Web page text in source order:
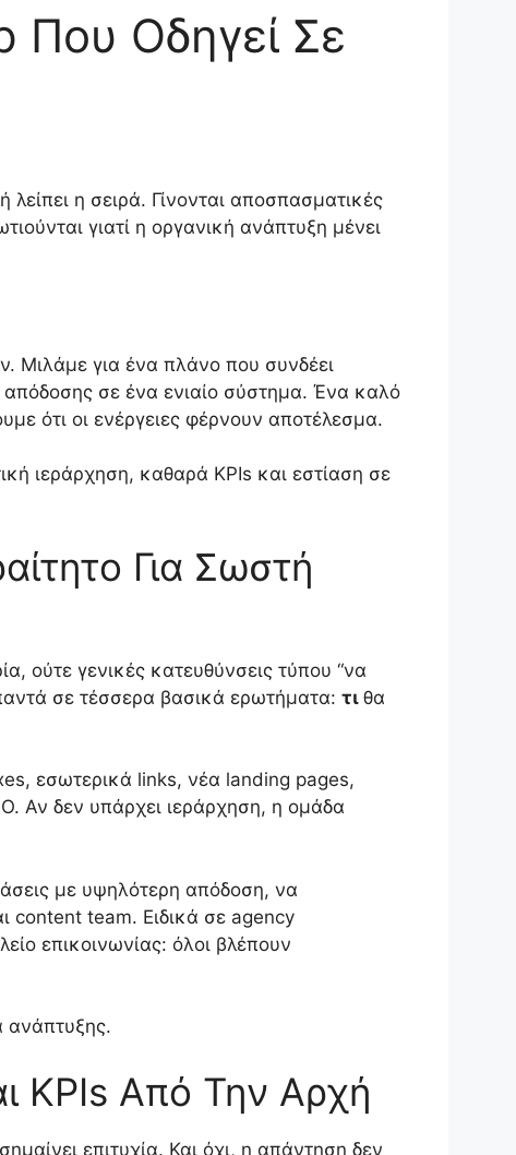
Που Οδηγεί Σε
η σειρά. Γίνονται αποσπασματικές
γιατί η οργανική ανάπτυξη μένει
Μιλάμε για ένα πλάνο που συνδέει
απόδοσης σε ένα ενιαίο σύστημα. Ένα καλό
ότι οι ενέργειες φέρνουν αποτέλεσμα.
ιεράρχηση, καθαρά KPIs και εστίαση σε
Για Σωστή
ούτε γενικές κατευθύνσεις τύπου “να
σε τέσσερα βασικά ερωτήματα: τιθα
εσωτερικά links, νέα landing pages,
Αν δεν υπάρχει ιεράρχηση, η ομάδα
με υψηλότερη απόδοση, να
content team. Ειδικά σε agency
επικοινωνίας: όλοι βλέπουν
ανάπτυξης.
KPIs Από Την Αρχή
επιτυχία. Και όχι, η απάντηση δεν